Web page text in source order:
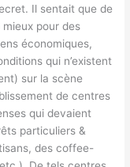
Il sentait que de
pour des
économiques,
qui n’existent
sur la scène
de centres
qui devaient
particuliers &
des coffee-